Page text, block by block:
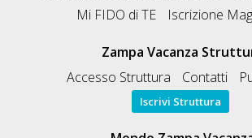
Mi FIDO di TE
Iscrizione
Zampa Vacanza
Accesso Struttura
Contatti
Iscrivi Struttura